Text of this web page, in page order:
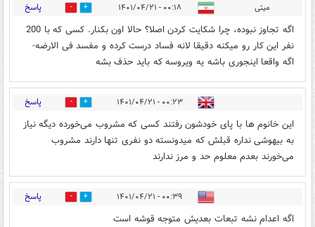
میتی ۰۰:۱۸ - ۱۴۰۱/۰۴/۲۱ 8 پاسخ
اگه تجاوز نبوده، چرا شکایت کردن اصلا؟ حالا اون بکنار. کسی که با 200
نفر این کار رو میکنه دقیقا لانه فساد درست کرده و مفسد فی الارضه-
اگه واقعا اینجوری باشه یه ویروسه که باید حذف بشه
۰۰:۲۳ - ۱۴۰۱/۰۴/۲۱ 7 پاسخ
این خانوم ها با پای خودشون رفتند کسی که مشروب می‌خورده دیگه نیاز
به بیهوشی نداره قبلش که میدونسته دو نفری تنها دارند مشروب
می‌خورند بعدم معلوم حد و مرز ندارند
۰۰:۳۹ - ۱۴۰۱/۰۴/۲۱ 5 پاسخ
اگه اعدام نشه تبعات بعدیش متوجه قوشه است